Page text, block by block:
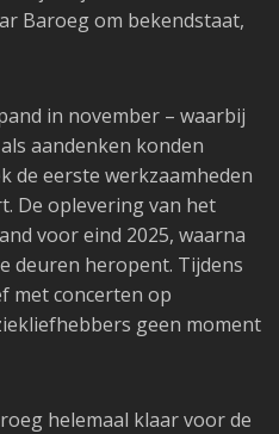
Baroeg om bekendstaat,
in november – waarbij
aandenken konden
de eerste werkzaamheden
De oplevering van het
voor eind 2025, waarna
deuren heropent. Tijdens
met concerten op
geen moment
helemaal klaar voor de